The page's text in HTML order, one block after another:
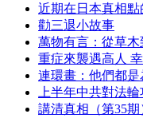
近期在日本真相點
勸三退小故事
萬物有言：從草木
重症來襲遇高人
連環畫：他們都是
上半年中共對法
講清真相（第35